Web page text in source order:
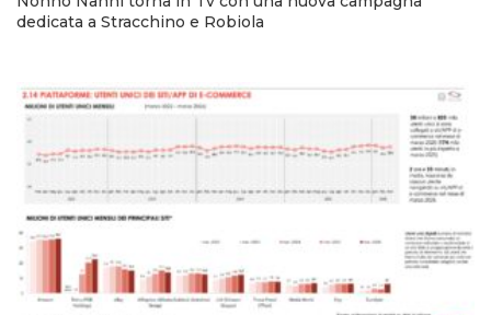
dedicata a Stracchino e Robiola